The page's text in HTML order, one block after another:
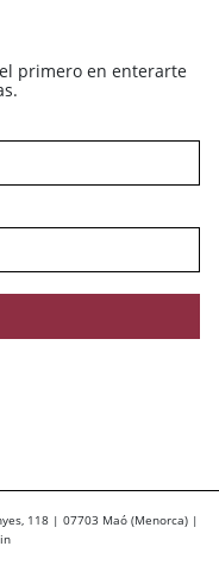
primero en enterarte
118 | 07703 Maó (Menorca) |